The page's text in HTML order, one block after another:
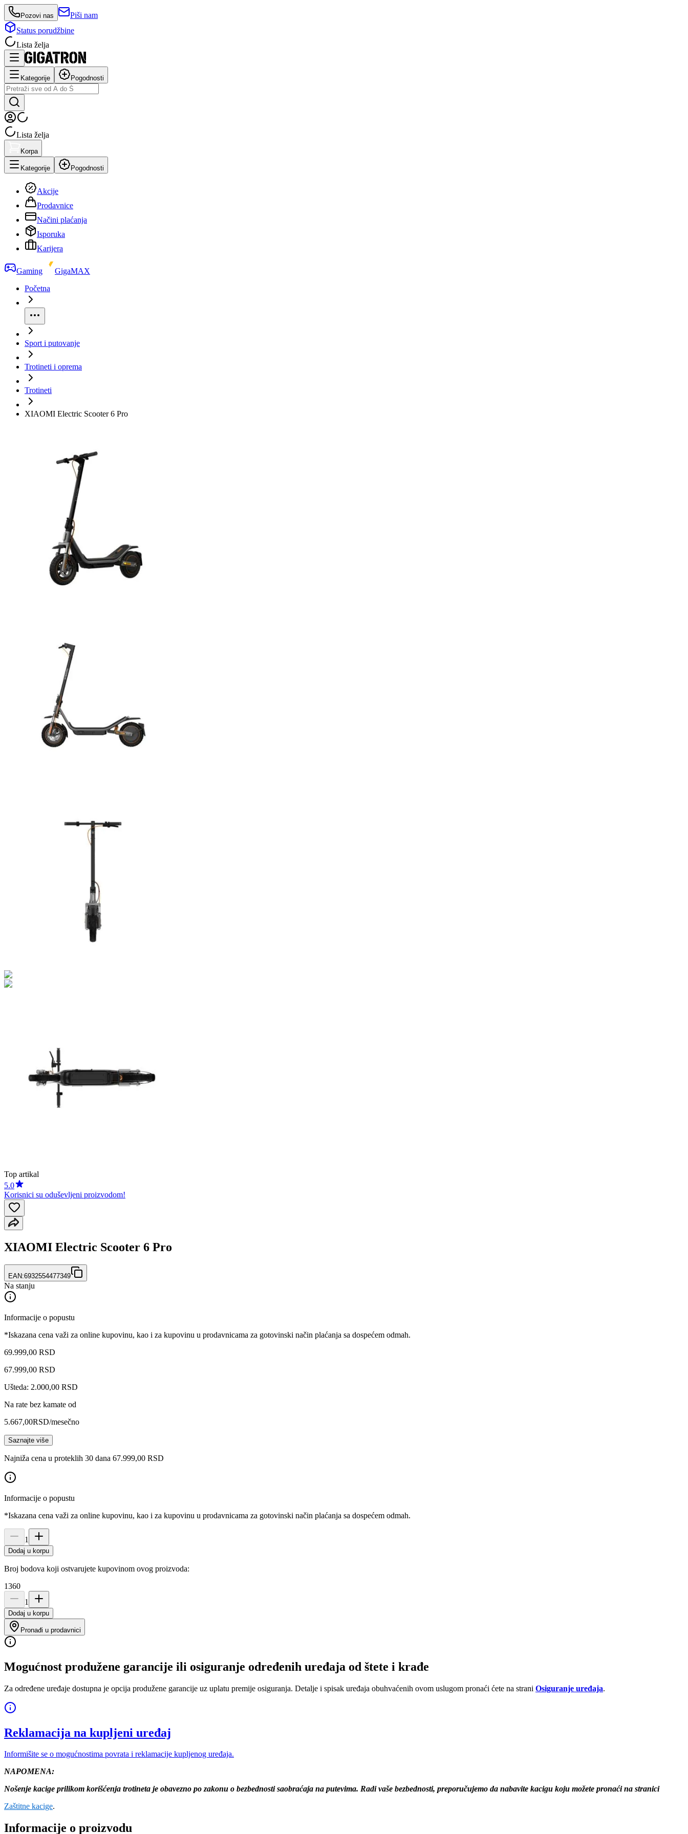
Pozovi nas
Piši nam
Status porudžbine
Lista želja
Kategorije Pogodnosti
Lista želja
Korpa
Kategorije Pogodnosti
Akcije
Prodavnice
Načini plaćanja
Isporuka
Karijera
Gaming
GigaMAX
Početna
Sport i putovanje
Trotineti i oprema
Trotineti
XIAOMI Electric Scooter 6 Pro
Top artikal
5.0
Korisnici su oduševljeni proizvodom!
XIAOMI Electric Scooter 6 Pro
EAN:6932554477349
Na stanju
Informacije o popustu
*Iskazana cena važi za online kupovinu, kao i za kupovinu u prodavnicama za gotovinski način plaćanja sa dospećem odmah.
69.999,00 RSD
67.999,00 RSD
Ušteda: 2.000,00 RSD
Na rate bez kamate od
5.667,00RSD/mesečno
Saznajte više
Najniža cena u proteklih 30 dana 67.999,00 RSD
Informacije o popustu
*Iskazana cena važi za online kupovinu, kao i za kupovinu u prodavnicama za gotovinski način plaćanja sa dospećem odmah.
1
Dodaj u korpu
Broj bodova koji ostvarujete kupovinom ovog proizvoda:
1360
1
Dodaj u korpu
Pronađi u prodavnici
Mogućnost produžene garancije ili osiguranje određenih uređaja od štete i krađe
Za određene uređaje dostupna je opcija produžene garancije uz uplatu premije osiguranja. Detalje i spisak uređaja obuhvaćenih ovom uslugom pronaći ćete na strani Osiguranje uređaja.
Reklamacija na kupljeni uređaj
Informišite se o mogućnostima povrata i reklamacije kupljenog uređaja.
NAPOMENA:
Nošenje kacige prilikom korišćenja trotineta je obavezno po zakonu o bezbednosti saobraćaja na putevima. Radi vaše bezbednosti, preporučujemo da nabavite kacigu koju možete pronaći na stranici
Zaštitne kacige.
Informacije o proizvodu